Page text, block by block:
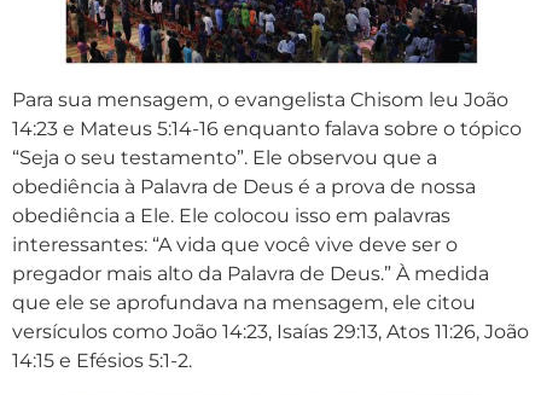
Para sua mensagem, o evangelista Chisom leu João
14:23 e Mateus 5:14-16 enquanto falava sobre o tópico
“Seja o seu testamento”. Ele observou que a
obediência à Palavra de Deus é a prova de nossa
obediência a Ele. Ele colocou isso em palavras
interessantes: “A vida que você vive deve ser o
pregador mais alto da Palavra de Deus.” À medida
que ele se aprofundava na mensagem, ele citou
versículos como João 14:23, Isaías 29:13, Atos 11:26, João
14:15 e Efésios 5:1-2.